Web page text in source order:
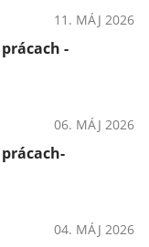
11. MÁJ 2026
-
06. MÁJ 2026
04. MÁJ 2026